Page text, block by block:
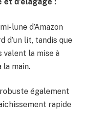
lune d’Amazon
d’un lit, tandis que
valent la mise à
la main.
également
rapide